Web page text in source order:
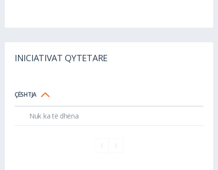
INICIATIVAT QYTETARE
ÇËSHTJA
Nuk ka të dhëna